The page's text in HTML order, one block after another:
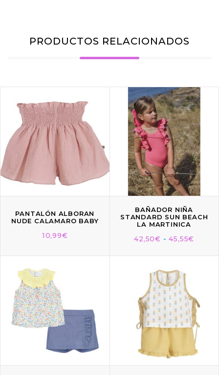
PRODUCTOS RELACIONADOS
PANTALÓN ALBORAN
NUDE CALAMARO BABY
10,99€
BAÑADOR NIÑA
STANDARD SUN BEACH
LA MARTINICA
42,50€ - 45,55€